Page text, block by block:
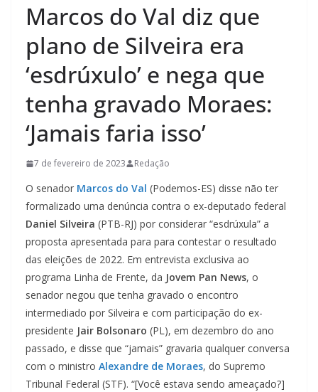
Marcos do Val diz que
plano de Silveira era
‘esdrúxulo’ e nega que
tenha gravado Moraes:
‘Jamais faria isso’
7 de fevereiro de 2023 Redação
O senador Marcos do Val (Podemos-ES) disse não ter
formalizado uma denúncia contra o ex-deputado federal
Daniel Silveira (PTB-RJ) por considerar “esdrúxula” a
proposta apresentada para para contestar o resultado
das eleições de 2022. Em entrevista exclusiva ao
programa Linha de Frente, da Jovem Pan News, o
senador negou que tenha gravado o encontro
intermediado por Silveira e com participação do ex-
presidente Jair Bolsonaro (PL), em dezembro do ano
passado, e disse que “jamais” gravaria qualquer conversa
com o ministro Alexandre de Moraes, do Supremo
Tribunal Federal (STF). “[Você estava sendo ameaçado?]